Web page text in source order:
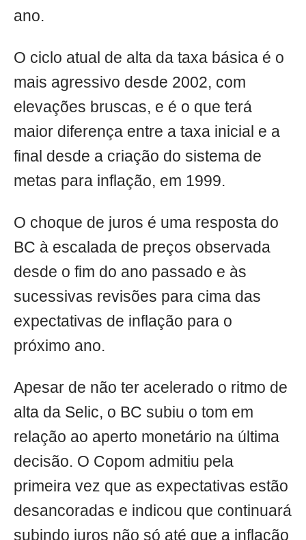
ano.
O ciclo atual de alta da taxa básica é o
mais agressivo desde 2002, com
elevações bruscas, e é o que terá
maior diferença entre a taxa inicial e a
final desde a criação do sistema de
metas para inflação, em 1999.
O choque de juros é uma resposta do
BC à escalada de preços observada
desde o fim do ano passado e às
sucessivas revisões para cima das
expectativas de inflação para o
próximo ano.
Apesar de não ter acelerado o ritmo de
alta da Selic, o BC subiu o tom em
relação ao aperto monetário na última
decisão. O Copom admitiu pela
primeira vez que as expectativas estão
desancoradas e indicou que continuará
subindo juros não só até que a inflação